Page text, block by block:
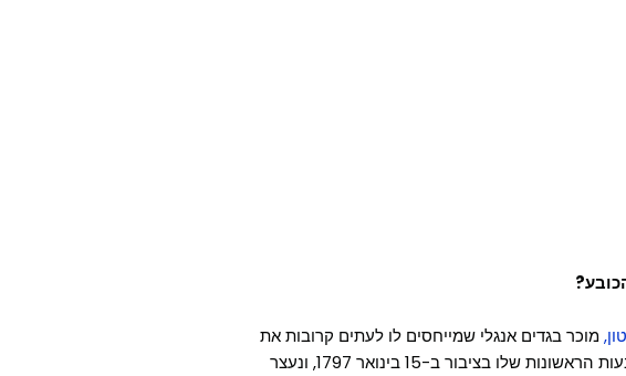
מוכר בגדים אנגלי שמייחסים לו לעתים קרובות את
המצאת המגבעת, שחבש את אחת המגבעות הראשונות שלו בציבור ב-15 בינואר 1797, ונעצר